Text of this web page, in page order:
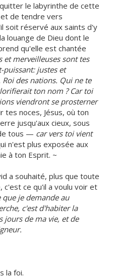
le labyrinthe de cette
de tendre vers
soit réservé aux saints d'y
louange de Dieu dont le
qu'elle est chantée
et merveilleuses sont tes
justes et
des nations. Qui ne te
ton nom ? Car toi
viendront se prosterner
tes noces, Jésus, où ton
jusqu'aux cieux, sous
tous — car vers toi vient
n'est plus exposée aux
à ton Esprit. ~
a souhaité, plus que toute
c'est ce qu'il a voulu voir et
que je demande au
c'est d'habiter la
jours de ma vie, et de
la foi.